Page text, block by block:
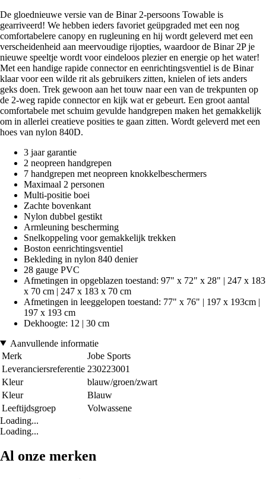
De gloednieuwe versie van de Binar 2-persoons Towable is
gearriveerd! We hebben ieders favoriet geüpgraded met een nog
comfortabelere canopy en rugleuning en hij wordt geleverd met een
verscheidenheid aan meervoudige rijopties, waardoor de Binar 2P je
nieuwe speeltje wordt voor eindeloos plezier en energie op het water!
Met een handige rapide connector en eenrichtingsventiel is de Binar
klaar voor een wilde rit als gebruikers zitten, knielen of iets anders
geks doen. Trek gewoon aan het touw naar een van de trekpunten op
de 2-weg rapide connector en kijk wat er gebeurt. Een groot aantal
comfortabele met schuim gevulde handgrepen maken het gemakkelijk
om in allerlei creatieve posities te gaan zitten. Wordt geleverd met een
hoes van nylon 840D.
3 jaar garantie
2 neopreen handgrepen
7 handgrepen met neopreen knokkelbeschermers
Maximaal 2 personen
Multi-positie boei
Zachte bovenkant
Nylon dubbel gestikt
Armleuning bescherming
Snelkoppeling voor gemakkelijk trekken
Boston eenrichtingsventiel
Bekleding in nylon 840 denier
28 gauge PVC
Afmetingen in opgeblazen toestand: 97" x 72" x 28" | 247 x 183
x 70 cm | 247 x 183 x 70 cm
Afmetingen in leeggelopen toestand: 77" x 76" | 197 x 193cm |
197 x 193 cm
Dekhoogte: 12 | 30 cm
Aanvullende informatie
Merk
Jobe Sports
Leveranciersreferentie 230223001
Kleur
blauw/groen/zwart
Kleur
Blauw
Leeftijdsgroep
Volwassene
Loading...
Loading...
Al onze merken